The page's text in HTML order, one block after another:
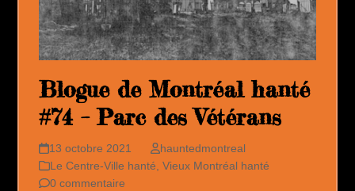
Blogue de Montréal hanté
#74 – Parc des Vétérans
13 octobre 2021
hauntedmontreal
Le Centre-Ville hanté ,Vieux Montréal hanté
0 commentaire